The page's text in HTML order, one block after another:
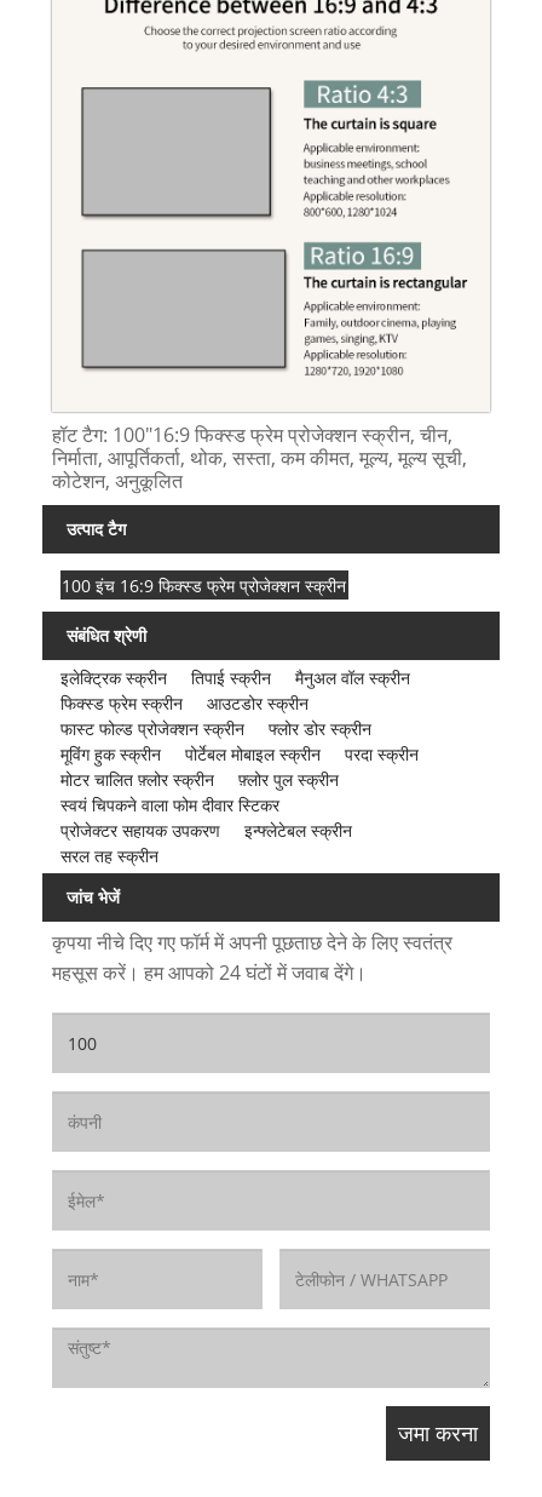
हॉट टैग: 100"16:9 फिक्स्ड फ्रेम प्रोजेक्शन स्क्रीन, चीन,
निर्माता, आपूर्तिकर्ता, थोक, सस्ता, कम कीमत, मूल्य, मूल्य सूची,
कोटेशन, अनुकूलित
उत्पाद टैग
100 इंच 16:9 फिक्स्ड फ्रेम प्रोजेक्शन स्क्रीन
संबंधित श्रेणी
इलेक्ट्रिक स्क्रीन
तिपाई स्क्रीन
मैनुअल वॉल स्क्रीन
फिक्स्ड फ्रेम स्क्रीन
आउटडोर स्क्रीन
फास्ट फोल्ड प्रोजेक्शन स्क्रीन
फ्लोर डोर स्क्रीन
मूविंग हुक स्क्रीन
पोर्टेबल मोबाइल स्क्रीन
परदा स्क्रीन
मोटर चालित फ़्लोर स्क्रीन
फ़्लोर पुल स्क्रीन
स्वयं चिपकने वाला फोम दीवार स्टिकर
प्रोजेक्टर सहायक उपकरण
इन्फ्लेटेबल स्क्रीन
सरल तह स्क्रीन
जांच भेजें
कृपया नीचे दिए गए फॉर्म में अपनी पूछताछ देने के लिए स्वतंत्र
महसूस करें। हम आपको 24 घंटों में जवाब देंगे।